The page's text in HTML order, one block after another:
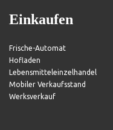
Einkaufen
Frische-Automat
Hofladen
Lebensmitteleinzelhandel
Mobiler Verkaufsstand
Werksverkauf